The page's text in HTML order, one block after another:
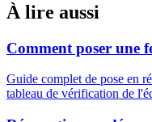
À lire aussi
Comment poser une
Guide complet de pose en
tableau de vérification de